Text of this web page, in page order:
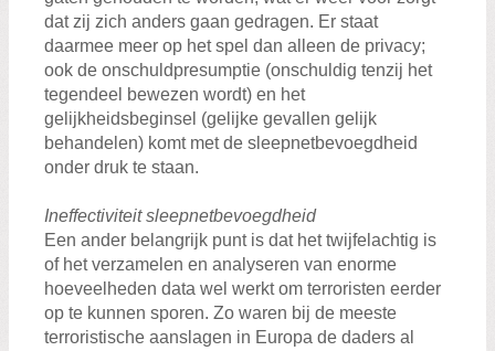
dat zij zich anders gaan gedragen. Er staat
daarmee meer op het spel dan alleen de privacy;
ook de onschuldpresumptie (onschuldig tenzij het
tegendeel bewezen wordt) en het
gelijkheidsbeginsel (gelijke gevallen gelijk
behandelen) komt met de sleepnetbevoegdheid
onder druk te staan.
Ineffectiviteit sleepnetbevoegdheid
Een ander belangrijk punt is dat het twijfelachtig is
of het verzamelen en analyseren van enorme
hoeveelheden data wel werkt om terroristen eerder
op te kunnen sporen. Zo waren bij de meeste
terroristische aanslagen in Europa de daders al